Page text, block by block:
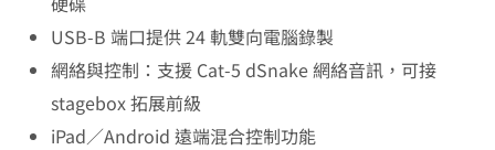
USB‑B 端口提供 24 軌雙向電腦錄製
網絡與控制：支援 Cat‑5 dSnake 網絡音訊，可接
stagebox 拓展前級
iPad／Android 遠端混合控制功能